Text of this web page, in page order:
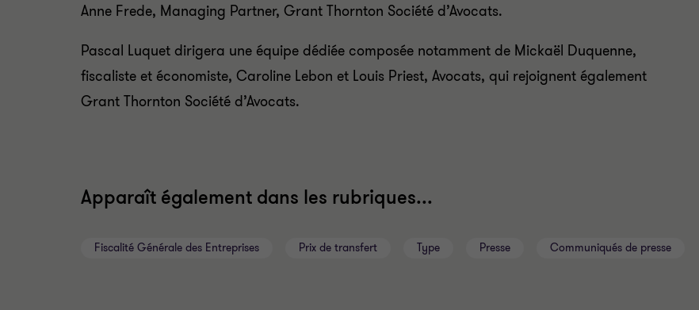
Anne Frede, Managing Partner, Grant Thornton Société d’Avocats.
Pascal Luquet dirigera une équipe dédiée composée notamment de Mickaël Duquenne,
fiscaliste et économiste, Caroline Lebon et Louis Priest, Avocats, qui rejoignent également
Grant Thornton Société d’Avocats.
Apparaît également dans les rubriques...
Fiscalité Générale des Entreprises Prix de transfert Type Presse Communiqués de presse